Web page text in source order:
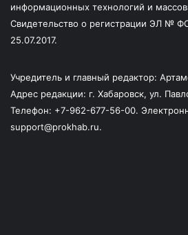
информационных технологий и
Свидетельство о регистрации ЭЛ №
25.07.2017.
Учредитель и главный редактор:
Адрес редакции: г. Хабаровск, ул.
Телефон: +7-962-677-56-00.
support@prokhab.ru.